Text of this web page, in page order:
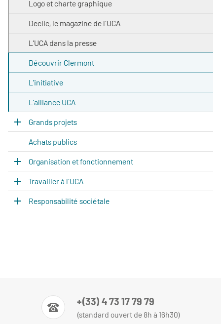
Logo et charte graphique
Declic, le magazine de l'UCA
L'UCA dans la presse
Découvrir Clermont
L'initiative
L'alliance UCA
Grands projets
Achats publics
Organisation et fonctionnement
Travailler à l'UCA
Responsabilité sociétale
+(33) 4 73 17 79 79
(standard ouvert de 8h à 16h30)